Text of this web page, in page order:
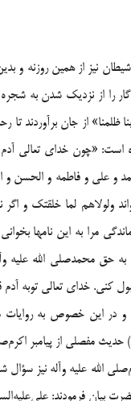
نيز از همين روزنه و
(2) و سپس سبب نهى پروردگار را از
«چون خداى تعالى آدم
و على و فاطمه و الحسن و
لما خلقتك و اگر
مرا به اين نامها
محمدصلى الله عليه
كنى. خداى تعالى توبه
اين خصوص به روايات
كشاف ذيل آيه‌اى كه مودت ذوى‌القربى را اجر
آل محمد مات شهيدا». (6) از پيامبر